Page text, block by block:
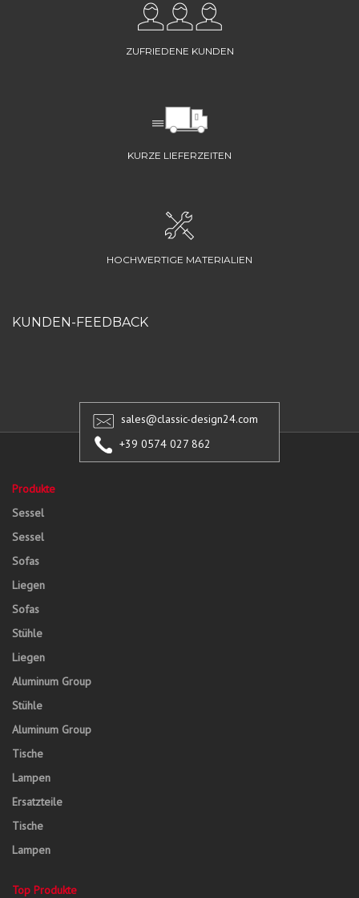
ZUFRIEDENE KUNDEN
KURZE LIEFERZEITEN
HOCHWERTIGE MATERIALIEN
KUNDEN-FEEDBACK
sales@classic-design24.com
+39 0574 027 862
Produkte
Sessel
Sessel
Sofas
Liegen
Sofas
Stühle
Liegen
Aluminum Group
Stühle
Aluminum Group
Tische
Lampen
Ersatzteile
Tische
Lampen
Top Produkte